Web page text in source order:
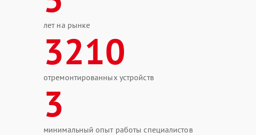
лет на рынке
3210
отремонтированных устройств
3
минимальный опыт работы специалистов